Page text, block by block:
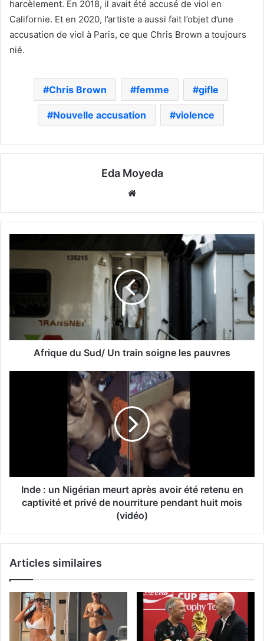
harcèlement. En 2018, il avait été accusé de viol en
Californie. Et en 2020, l’artiste a aussi fait l’objet d’une
accusation de viol à Paris, ce que Chris Brown a toujours
nié.
Chris Brown femme gifle
Nouvelle accusation violence
Eda Moyeda
Afrique du Sud/ Un train soigne les pauvres
Inde : un Nigérian meurt après avoir été retenu en
captivité et privé de nourriture pendant huit mois
(vidéo)
Articles similaires